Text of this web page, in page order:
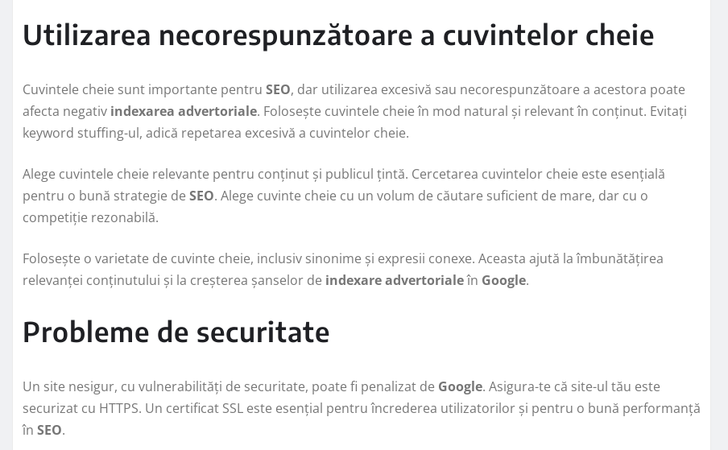
Utilizarea necorespunzătoare a cuvintelor cheie
Cuvintele cheie sunt importante pentru SEO, dar utilizarea excesivă sau necorespunzătoare a acestora poate
afecta negativ indexarea advertoriale. Folosește cuvintele cheie în mod natural și relevant în conținut. Evitați
keyword stuffing-ul, adică repetarea excesivă a cuvintelor cheie.
Alege cuvintele cheie relevante pentru conținut și publicul țintă. Cercetarea cuvintelor cheie este esențială
pentru o bună strategie de SEO. Alege cuvinte cheie cu un volum de căutare suficient de mare, dar cu o
competiție rezonabilă.
Folosește o varietate de cuvinte cheie, inclusiv sinonime și expresii conexe. Aceasta ajută la îmbunătățirea
relevanței conținutului și la creșterea șanselor de indexare advertorialeîn Google.
Probleme de securitate
Un site nesigur, cu vulnerabilități de securitate, poate fi penalizat de Google. Asigura-te că site-ul tău este
securizat cu HTTPS. Un certificat SSL este esențial pentru încrederea utilizatorilor și pentru o bună performanță
în SEO.